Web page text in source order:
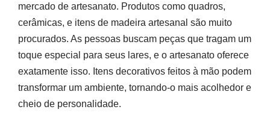
mercado de artesanato. Produtos como quadros,
cerâmicas, e itens de madeira artesanal são muito
procurados. As pessoas buscam peças que tragam um
toque especial para seus lares, e o artesanato oferece
exatamente isso. Itens decorativos feitos à mão podem
transformar um ambiente, tornando-o mais acolhedor e
cheio de personalidade.